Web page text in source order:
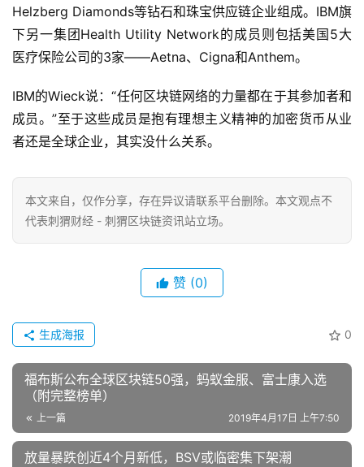
Helzberg Diamonds等钻石和珠宝供应链企业组成。IBM旗
下另一集团Health Utility Network的成员则包括美国5大
医疗保险公司的3家——Aetna、Cigna和Anthem。
IBM的Wieck说：“任何区块链网络的力量都在于其参加者和
成员。”至于这些成员是抱有理想主义精神的加密货币从业
者还是全球企业，其实没什么关系。
本文来自 ，仅作分享，存在异议请联系平台删除。本文观点不
代表刺猬财经 - 刺猬区块链资讯站立场。
赞 (0)
0
生成海报
福布斯公布全球区块链50强，蚂蚁金服、富士康入选
（附完整榜单）
上一篇 2019年4月17日 上午7:50
放量暴跌创近4个月新低，BSV或临密集下架潮